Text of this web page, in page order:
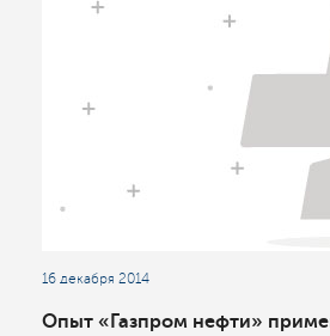
16 декабря 2014
Опыт «Газпром нефти»